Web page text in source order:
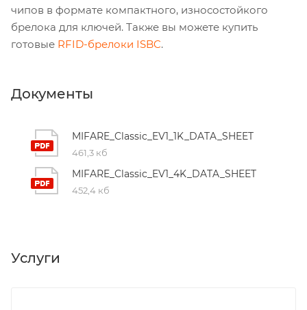
чипов в формате компактного, износостойкого
брелока для ключей. Также вы можете купить
готовые RFID-брелоки ISBC.
Документы
MIFARE_Classic_EV1_1K_DATA_SHEET
461,3 кб
MIFARE_Classic_EV1_4K_DATA_SHEET
452,4 кб
Услуги